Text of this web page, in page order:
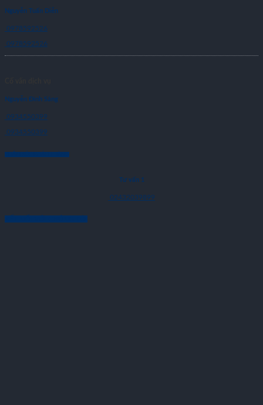
Nguyễn Tuấn Diễn
0978592526
0978592526
Nguyễn Đình Sáng
0934550399
0934550399
Tư vấn 1
02432039899